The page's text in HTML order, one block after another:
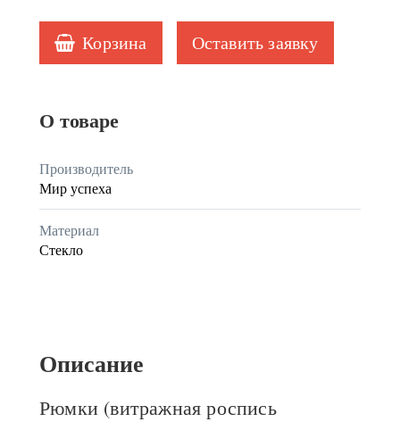
Корзина Оставить заявку
О товаре
Производитель
Мир успеха
Материал
Стекло
Описание
Рюмки (витражная роспись